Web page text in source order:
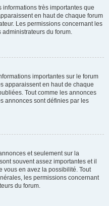
très importantes que
en haut de chaque forum
Les permissions concernant les
du forum.
importantes sur le forum
apparaissent en haut de chaque
Tout comme les annonces
annonces sont définies par les
et seulement sur la
souvent assez importantes et il
vous en avez la possibilité. Tout
les permissions concernant
du forum.